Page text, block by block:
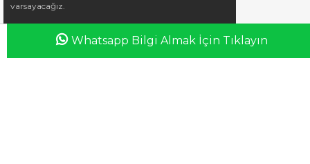
Whatsapp Bilgi Almak İçin Tıklayın
varsayacağız.
Anasayfa Favorilerim Sepetim Üye Girişi